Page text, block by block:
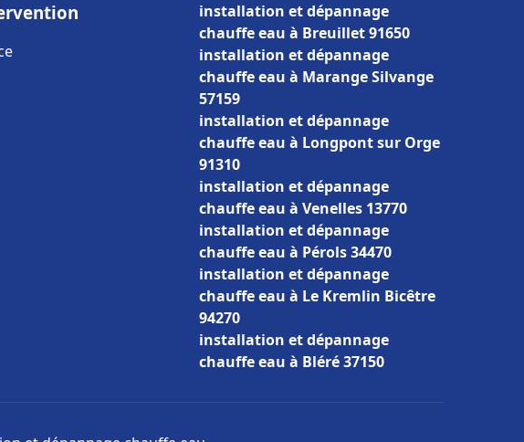
installation et dépannage
chauffe eau à Breuillet 91650
installation et dépannage
chauffe eau à Marange Silvange
57159
installation et dépannage
chauffe eau à Longpont sur Orge
91310
installation et dépannage
chauffe eau à Venelles 13770
installation et dépannage
chauffe eau à Pérols 34470
installation et dépannage
chauffe eau à Le Kremlin Bicêtre
94270
installation et dépannage
chauffe eau à Bléré 37150